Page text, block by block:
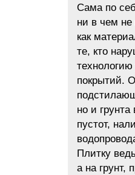
Сама по
ни в чем
как
те, кто
покрытий.
но и
пустот,
Плитку
а на грунт,